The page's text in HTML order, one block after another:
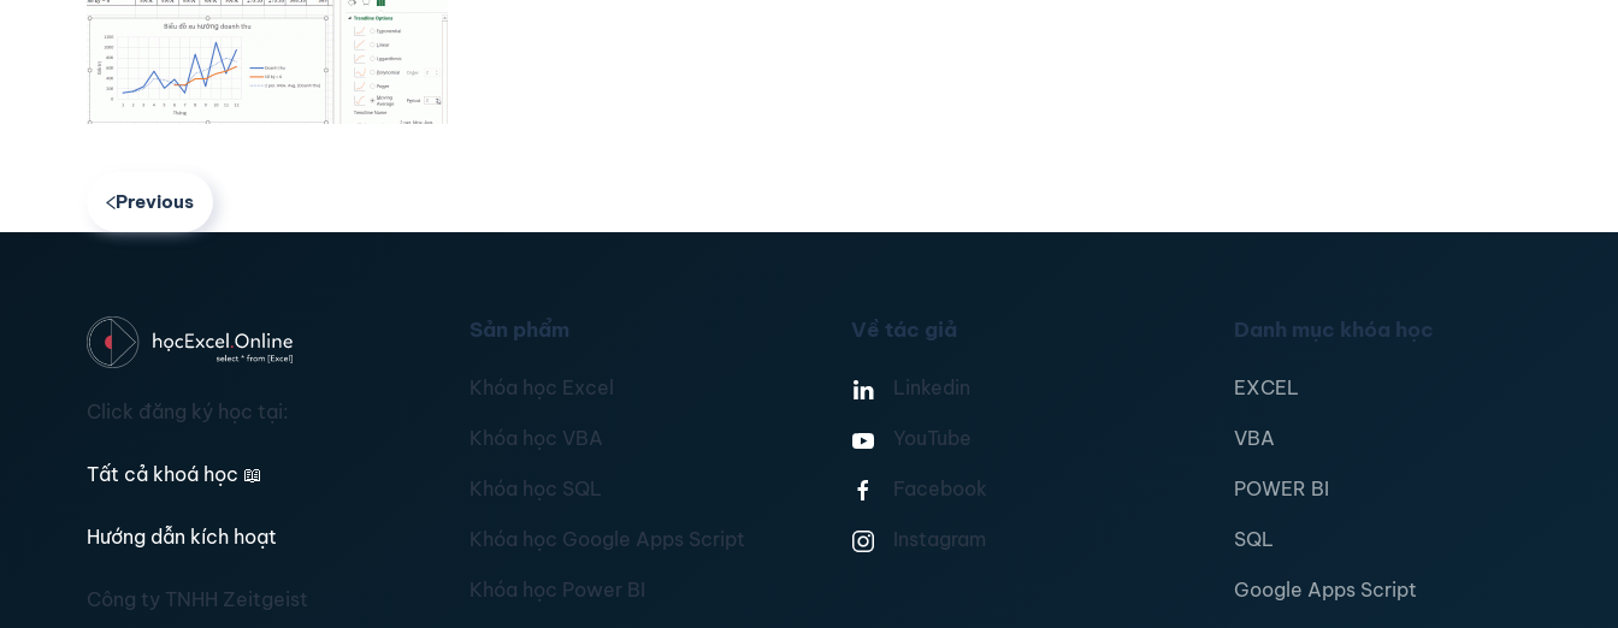
Previous
Click đăng ký học tại:
Tất cả khoá học 📖
Hướng dẫn kích hoạt
Công ty TNHH Zeitgeist
Sản phẩm
Khóa học Excel
Khóa học VBA
Khóa học SQL
Khóa học Google Apps Script
Khóa học Power BI
Về tác giả
Linkedin
YouTube
Facebook
Instagram
Danh mục khóa học
EXCEL
VBA
POWER BI
SQL
Google Apps Script